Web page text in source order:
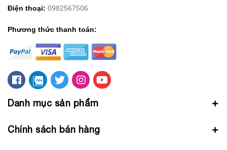
Điện thoại: 0982567506
Phương thức thanh toán:
Danh mục sản phẩm
Chính sách bán hàng